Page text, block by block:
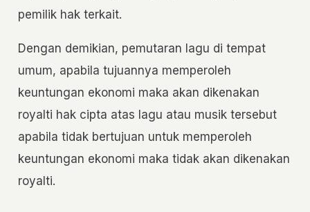
pemilik hak terkait.
Dengan demikian, pemutaran lagu di tempat
umum, apabila tujuannya memperoleh
keuntungan ekonomi maka akan dikenakan
royalti hak cipta atas lagu atau musik tersebut
apabila tidak bertujuan untuk memperoleh
keuntungan ekonomi maka tidak akan dikenakan
royalti.